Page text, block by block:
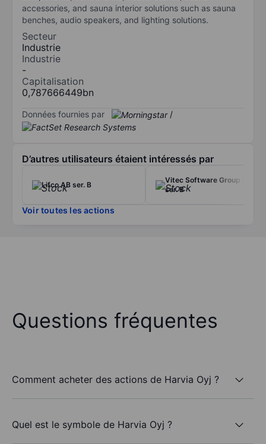
accessories, and sauna interior solutions such as sauna
benches, audio speakers, and lighting solutions.
Secteur
Industrie
Industrie
-
Capitalisation
0,787666449bn
Données fournies par /
D’autres utilisateurs étaient intéressés par
Lifco AB ser. B
Vitec Software Group AB
ser. B
Voir toutes les actions
Questions fréquentes
Comment acheter des actions de Harvia Oyj ?
Quel est le symbole de Harvia Oyj ?